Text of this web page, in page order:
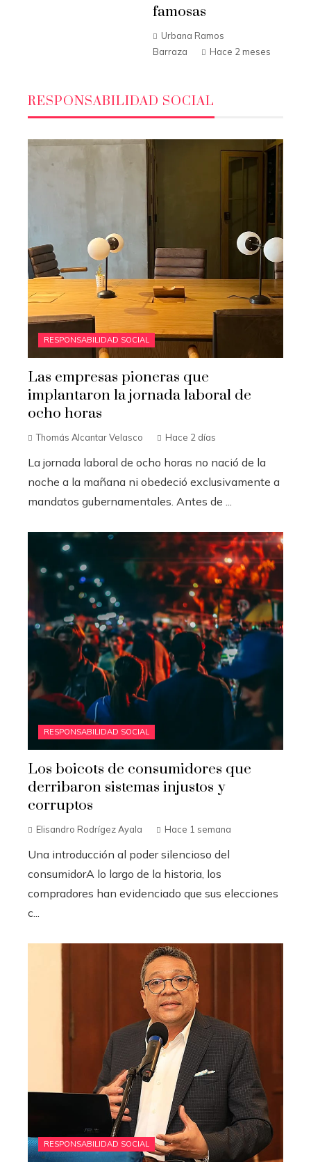
famosas
Urbana Ramos
Barraza
Hace 2 meses
RESPONSABILIDAD SOCIAL
RESPONSABILIDAD SOCIAL
Las empresas pioneras que
implantaron la jornada laboral de
ocho horas
Thomás Alcantar Velasco Hace 2 días
La jornada laboral de ocho horas no nació de la
noche a la mañana ni obedeció exclusivamente a
mandatos gubernamentales. Antes de ...
RESPONSABILIDAD SOCIAL
Los boicots de consumidores que
derribaron sistemas injustos y
corruptos
Elisandro Rodrígez Ayala Hace 1 semana
Una introducción al poder silencioso del
consumidorA lo largo de la historia, los
compradores han evidenciado que sus elecciones
c...
RESPONSABILIDAD SOCIAL